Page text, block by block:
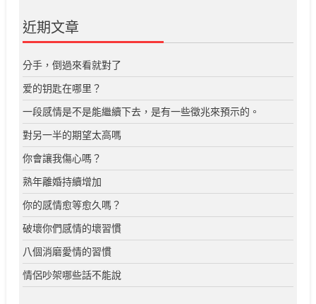
近期文章
分手，倒過來看就對了
爱的钥匙在哪里？
一段感情是不是能繼續下去，是有一些徵兆來預示的。
對另一半的期望太高嗎
你會讓我傷心嗎？
熟年離婚持續增加
你的感情愈等愈久嗎？
破壞你們感情的壞習慣
八個消磨愛情的習慣
情侶吵架哪些話不能說